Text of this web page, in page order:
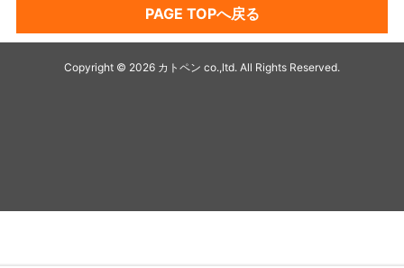
PAGE TOPへ戻る
Copyright © 2026 カトペン co.,ltd. All Rights Reserved.